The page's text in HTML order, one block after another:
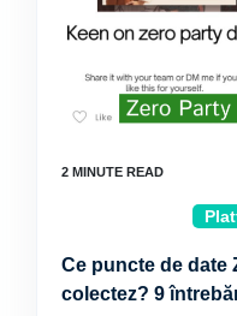
Ce puncte de date
colectez? 9